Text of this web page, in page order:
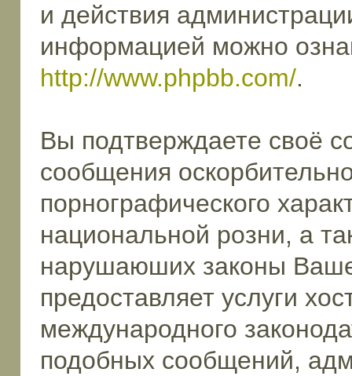
и действия
информацией можно
http://www.phpbb.com/.
Вы подтверждаете своё
сообщения
порнографического
национальной розни, а
нарушаюших законы
предоставляет услуги
международного
подобных сообщений,